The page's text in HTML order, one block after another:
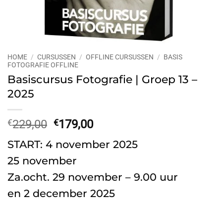
HOME / CURSUSSEN / OFFLINE CURSUSSEN / BASIS
FOTOGRAFIE OFFLINE
Basiscursus Fotografie | Groep 13 –
2025
€229,00 Oorspronkelijke
was:
€229,00.
€179,00Huidige
is:
START: 4 november 2025
25 november
Za.ocht. 29 november – 9.00 uur
en 2 december 2025